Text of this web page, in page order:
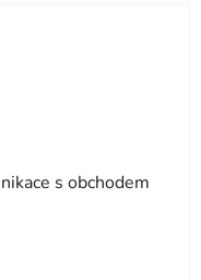
s obchodem